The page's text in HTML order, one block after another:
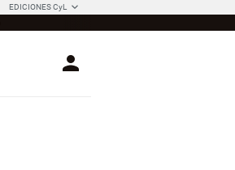
EDICIONES CyL
Login